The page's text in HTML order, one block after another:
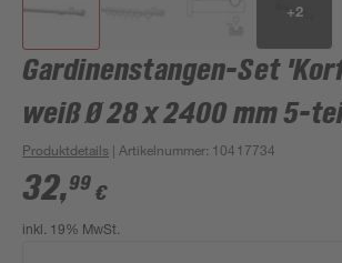
+2
Gardinenstangen-Set
weiß Ø 28 x 2400 mm 5-
Produktdetails | Artikelnummer: 10417734
32,99 €
inkl. 19% MwSt.